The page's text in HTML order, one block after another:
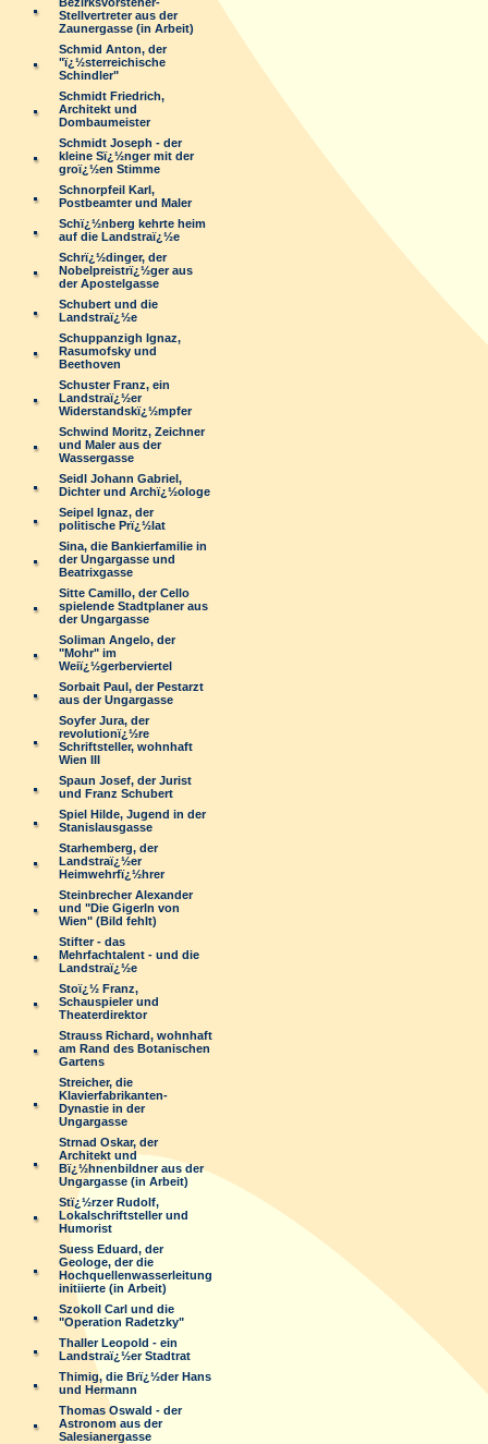
Stellvertreter aus der
Zaunergasse (in Arbeit)
Schmid Anton, der
"ï¿½sterreichische
Schindler"
Schmidt Friedrich,
Architekt und
Dombaumeister
Schmidt Joseph - der
kleine Sï¿½nger mit der
groï¿½en Stimme
Schnorpfeil Karl,
Postbeamter und Maler
Schï¿½nberg kehrte heim
auf die Landstraï¿½e
Schrï¿½dinger, der
Nobelpreistrï¿½ger aus
der Apostelgasse
Schubert und die
Landstraï¿½e
Schuppanzigh Ignaz,
Rasumofsky und
Beethoven
Schuster Franz, ein
Landstraï¿½er
Widerstandskï¿½mpfer
Schwind Moritz, Zeichner
und Maler aus der
Wassergasse
Seidl Johann Gabriel,
Dichter und Archï¿½ologe
Seipel Ignaz, der
politische Prï¿½lat
Sina, die Bankierfamilie in
der Ungargasse und
Beatrixgasse
Sitte Camillo, der Cello
spielende Stadtplaner aus
der Ungargasse
Soliman Angelo, der
"Mohr" im
Weiï¿½gerberviertel
Sorbait Paul, der Pestarzt
aus der Ungargasse
Soyfer Jura, der
revolutionï¿½re
Schriftsteller, wohnhaft
Wien III
Spaun Josef, der Jurist
und Franz Schubert
Spiel Hilde, Jugend in der
Stanislausgasse
Starhemberg, der
Landstraï¿½er
Heimwehrfï¿½hrer
Steinbrecher Alexander
und "Die Gigerln von
Wien" (Bild fehlt)
Stifter - das
Mehrfachtalent - und die
Landstraï¿½e
Stoï¿½ Franz,
Schauspieler und
Theaterdirektor
Strauss Richard, wohnhaft
am Rand des Botanischen
Gartens
Streicher, die
Klavierfabrikanten-
Dynastie in der
Ungargasse
Strnad Oskar, der
Architekt und
Bï¿½hnenbildner aus der
Ungargasse (in Arbeit)
Stï¿½rzer Rudolf,
Lokalschriftsteller und
Humorist
Suess Eduard, der
Geologe, der die
Hochquellenwasserleitung
initiierte (in Arbeit)
Szokoll Carl und die
"Operation Radetzky"
Thaller Leopold - ein
Landstraï¿½er Stadtrat
Thimig, die Brï¿½der Hans
und Hermann
Thomas Oswald - der
Astronom aus der
Salesianergasse